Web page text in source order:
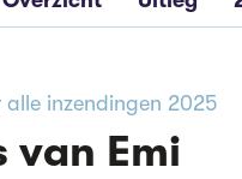
inzendingen 2025
van Emi